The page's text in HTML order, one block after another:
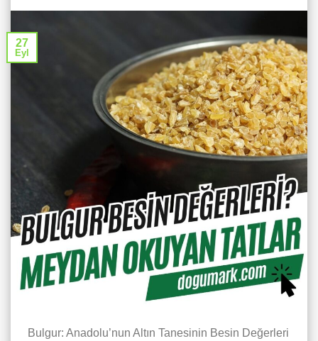
27
Eyl
Bulgur: Anadolu’nun Altın Tanesinin Besin Değerleri